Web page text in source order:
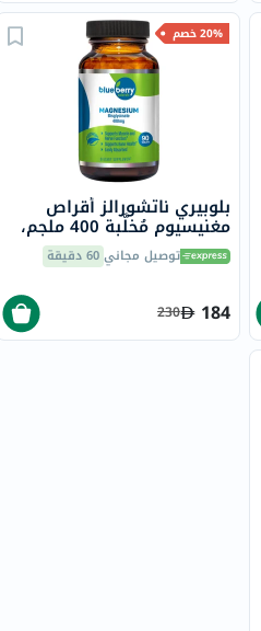
20% خصم
بلوبيري ناتشورالز أقراص
مغنيسيوم مُخلَّبة 400 ملجم،
90 قطعة B0258 توصيل مجاني60 دقيقة
184
230